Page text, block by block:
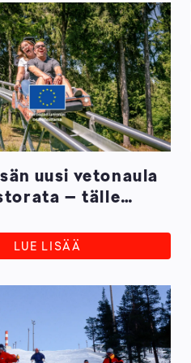
uusi vetonaula
– tälle
vierailijamäärää
LUE LISÄÄ